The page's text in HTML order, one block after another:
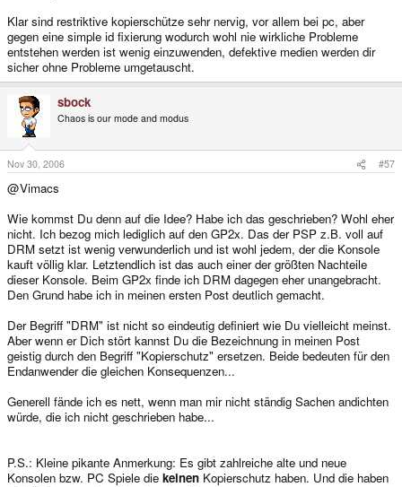
Klar sind restriktive kopierschütze sehr nervig, vor allem bei pc, aber
gegen eine simple id fixierung wodurch wohl nie wirkliche Probleme
entstehen werden ist wenig einzuwenden, defektive medien werden dir
sicher ohne Probleme umgetauscht.
sbock
Chaos is our mode and modus
Nov 30, 2006 #57
@Vimacs
Wie kommst Du denn auf die Idee? Habe ich das geschrieben? Wohl eher
nicht. Ich bezog mich lediglich auf den GP2x. Das der PSP z.B. voll auf
DRM setzt ist wenig verwunderlich und ist wohl jedem, der die Konsole
kauft völlig klar. Letztendlich ist das auch einer der größten Nachteile
dieser Konsole. Beim GP2x finde ich DRM dagegen eher unangebracht.
Den Grund habe ich in meinen ersten Post deutlich gemacht.
Der Begriff "DRM" ist nicht so eindeutig definiert wie Du vielleicht meinst.
Aber wenn er Dich stört kannst Du die Bezeichnung in meinen Post
geistig durch den Begriff "Kopierschutz" ersetzen. Beide bedeuten für den
Endanwender die gleichen Konsequenzen...
Generell fände ich es nett, wenn man mir nicht ständig Sachen andichten
würde, die ich nicht geschrieben habe...
P.S.: Kleine pikante Anmerkung: Es gibt zahlreiche alte und neue
Konsolen bzw. PC Spiele die keinen Kopierschutz haben. Und die haben